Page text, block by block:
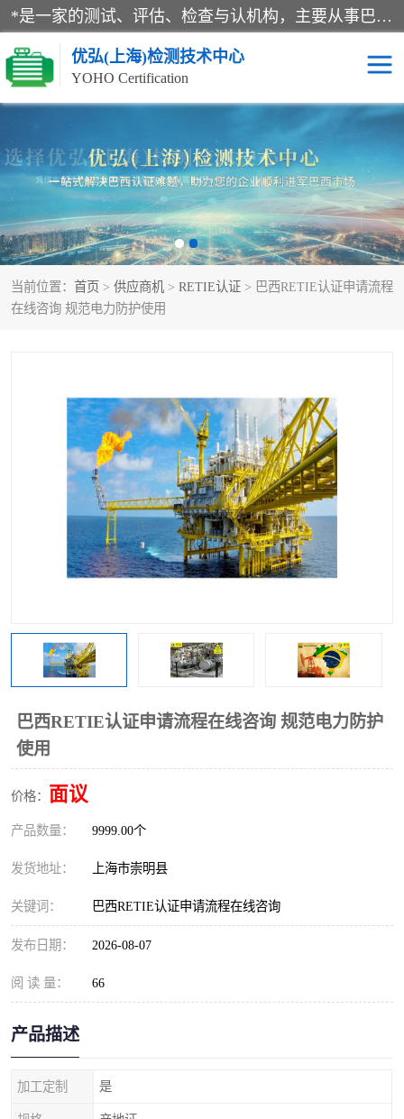
*是一家的测试、评估、检查与认机构，主要从事巴西NR10认证、NR12认证、NR13认证；ANATEL认证、INMTRO认证，欧盟CE认证：MD认证，PED认证，MID认证，ATEX认证，德国蓝色天使认证。
优弘(上海)检测技术中心
YOHO Certification
当前位置： 首页 > 供应商机 > RETIE认证 > 巴西RETIE认证申请流程
在线咨询 规范电力防护使用
巴西RETIE认证申请流程在线咨询 规范电力防护
使用
价格： 面议
产品数量： 9999.00个
发货地址： 上海市崇明县
关键词： 巴西RETIE认证申请流程在线咨询
发布日期： 2026-08-07
阅 读 量： 66
产品描述
加工定制 是
RECYCLASS认证 NR10认证
NR12认证 NR13认证
ART认证 巴西NR认证
巴西认证 RETIE认证